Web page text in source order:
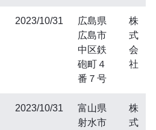
2023/10/31
広島県
広島市
中区鉄
砲町４
番７号
株
式
会
社
2023/10/31
富山県
射水市
株
式